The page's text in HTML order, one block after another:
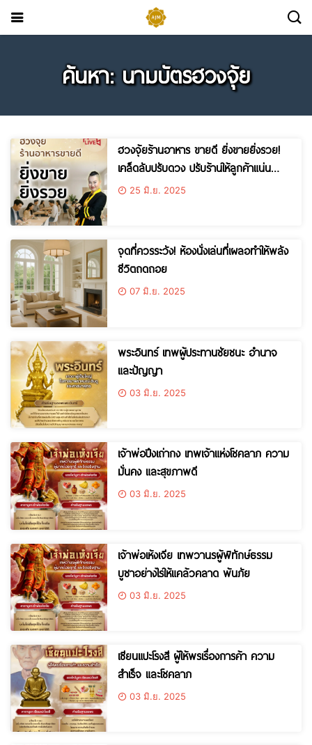
ค้นหา: นามบัตรฮวงจุ้ย
ฮวงจุ้ยร้านอาหาร ขายดี ยิ่งขายยิ่งรวย!
เคล็ดลับปรับดวง ปรับร้านให้ลูกค้าแน่น
ตลอดปี
25 มิ.ย. 2025
จุดที่ควรระวัง! ห้องนั่งเล่นที่เผลอทำให้พลัง
ชีวิตถดถอย
07 มิ.ย. 2025
พระอินทร์ เทพผู้ประทานชัยชนะ อำนาจ
และปัญญา
03 มิ.ย. 2025
เจ้าพ่อปึงเถ่ากง เทพเจ้าแห่งโชคลาภ ความ
มั่นคง และสุขภาพดี
03 มิ.ย. 2025
เจ้าพ่อเห้งเจีย เทพวานรผู้พิทักษ์ธรรม
บูชาอย่างไรให้แคล้วคลาด พ้นภัย
03 มิ.ย. 2025
เซียนแปะโรงสี ผู้ให้พรเรื่องการค้า ความ
สำเร็จ และโชคลาภ
03 มิ.ย. 2025